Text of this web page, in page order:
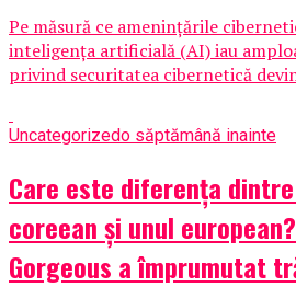
Pe măsură ce amenințările
inteligența artificială (AI) iau
privind securitatea cibernetică
Uncategorizedo săptămână inainte
Care este diferența
coreean și unul
Gorgeous a împrumutat